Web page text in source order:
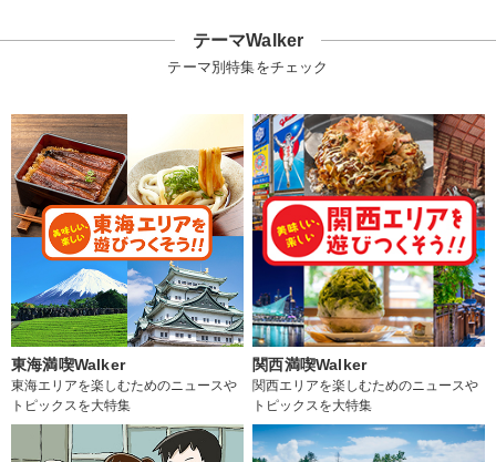
テーマWalker
テーマ別特集をチェック
東海満喫Walker
東海エリアを楽しむためのニュースや
トピックスを大特集
関西満喫Walker
関西エリアを楽しむためのニュースや
トピックスを大特集